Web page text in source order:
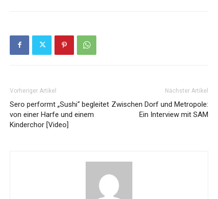
Vorheriger Artikel
Sero performt „Sushi“ begleitet
von einer Harfe und einem
Kinderchor [Video]
Nächster Artikel
Zwischen Dorf und Metropole:
Ein Interview mit SAM